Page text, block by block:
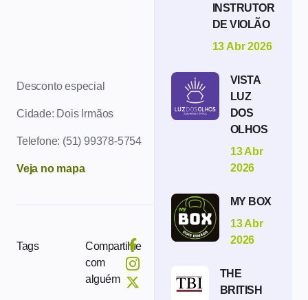
Desconto especial
Cidade: Dois Irmãos
Telefone: (51) 99378-5754
Veja no mapa
Tags
Compartilhe
com
alguém
INSTRUTOR
DE VIOLÃO
13 Abr 2026
VISTA
LUZ
DOS
OLHOS
13 Abr
2026
MY BOX
13 Abr
2026
THE
BRITISH